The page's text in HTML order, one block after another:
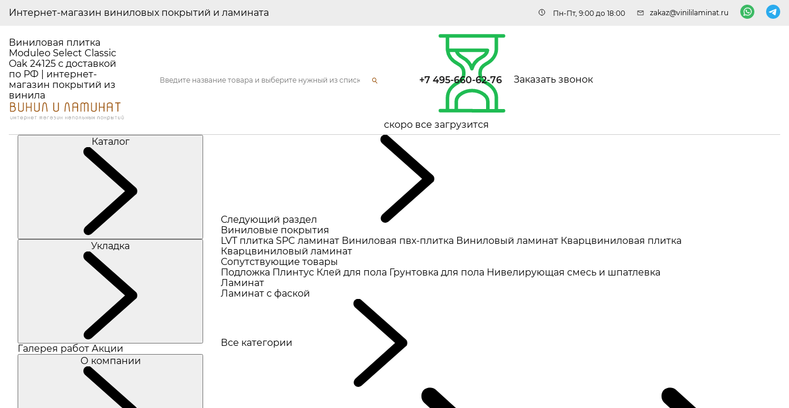
Интернет-магазин виниловых покрытий и ламината Пн-Пт, 9:00 до 18:00 zakaz@vinililaminat.ru
Виниловая плитка
Moduleo Select Classic
Oak 24125 с доставкой
по РФ | интернет-
магазин покрытий из
винила
скоро все загрузится
+7 495-660-62-76 Заказать звонок
Каталог
Укладка
Галерея работ Акции
О компании
Следующий раздел
Виниловые покрытия
LVT плитка SPC ламинат Виниловая пвх-плитка Виниловый ламинат Кварцвиниловая плитка
Кварцвиниловый ламинат
Сопутствующие товары
Подложка Плинтус Клей для пола Грунтовка для пола Нивелирующая смесь и шпатлевка
Ламинат
Ламинат с фаской
Все катeгории